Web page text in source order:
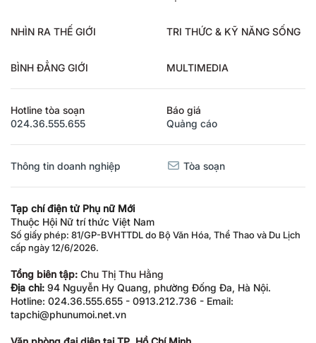
NHÌN RA THẾ GIỚI TRI THỨC & KỸ NĂNG SỐNG
BÌNH ĐẲNG GIỚI MULTIMEDIA
Hotline tòa soạn
024.36.555.655
Báo giá
Quảng cáo
Thông tin doanh nghiệp Tòa soạn
Tạp chí điện tử Phụ nữ Mới
Thuộc Hội Nữ trí thức Việt Nam
Số giấy phép: 81/GP-BVHTTDL do Bộ Văn Hóa, Thể Thao và Du Lịch
cấp ngày 12/6/2026.
Tổng biên tập: Chu Thị Thu Hằng
Địa chỉ: 94 Nguyễn Hy Quang, phường Đống Đa, Hà Nội.
Hotline: 024.36.555.655 - 0913.212.736 - Email:
tapchi@phunumoi.net.vn
Văn phòng đại diện tại TP. Hồ Chí Minh